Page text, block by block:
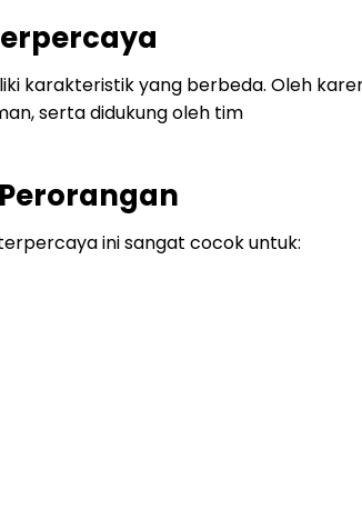
karakteristik yang berbeda. Oleh
serta didukung oleh tim
ini sangat cocok untuk: